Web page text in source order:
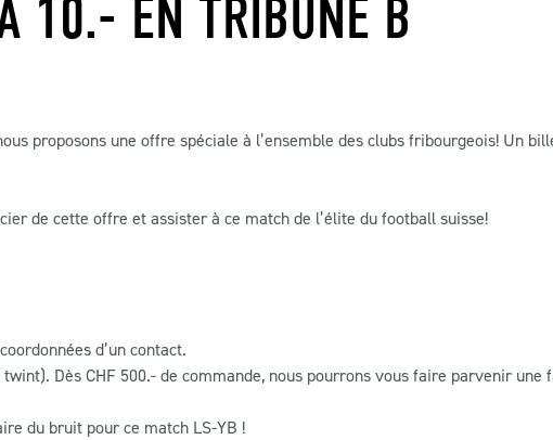
10.- EN TRIBUNE B
proposons une offre spéciale à l’ensemble des clubs fribourgeois! Un
de cette offre et assister à ce match de l’élite du football suisse!
d’un contact.
Dès CHF 500.- de commande, nous pourrons vous faire parvenir une
du bruit pour ce match LS-YB !